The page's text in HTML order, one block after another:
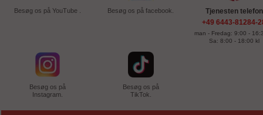
Besøg os på YouTube . Besøg os på facebook.
Besøg os på
Instagram.
Besøg os på
TikTok.
Tjenesten telefon
+49 6443-81284-
man - Fredag: 9:00 -
Sa: 8:00 - 18:00 kl